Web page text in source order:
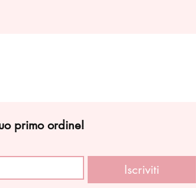
primo ordine!
Iscriviti